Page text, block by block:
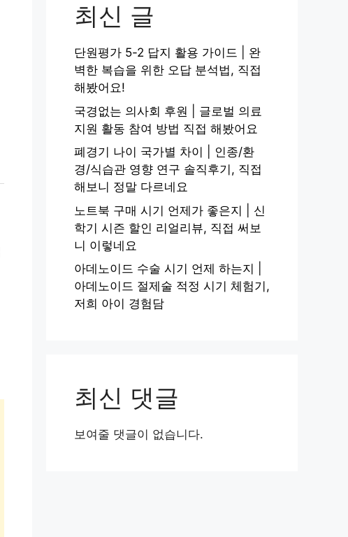
최신 글
단원평가 5-2 답지 활용 가이드 | 완
벽한 복습을 위한 오답 분석법, 직접
해봤어요!
국경없는 의사회 후원 | 글로벌 의료
지원 활동 참여 방법 직접 해봤어요
폐경기 나이 국가별 차이 | 인종/환
경/식습관 영향 연구 솔직후기, 직접
해보니 정말 다르네요
노트북 구매 시기 언제가 좋은지 | 신
학기 시즌 할인 리얼리뷰, 직접 써보
니 이렇네요
아데노이드 수술 시기 언제 하는지 |
아데노이드 절제술 적정 시기 체험기,
저희 아이 경험담
최신 댓글
보여줄 댓글이 없습니다.